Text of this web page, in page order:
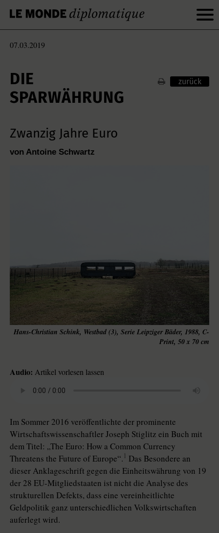
07.03.2019
DIE
SPARWÄHRUNG
zurück
Zwanzig Jahre Euro
von Antoine Schwartz
Hans-Christian Schink, Westbad (3), Serie Leipziger Bäder, 1988, C-
Print, 50 x 70 cm
Audio: Artikel vorlesen lassen
Im Sommer 2016 veröffentlichte der prominente
Wirtschaftswissenschaftler Joseph Stiglitz ein Buch mit
dem Titel: „The Euro: How a Common Currency
Threatens the Future of Europe“. 1 Das Besondere an
dieser Anklageschrift gegen die Einheitswährung von 19
der 28 EU-Mitgliedstaaten ist nicht die Analyse des
strukturellen Defekts, dass eine vereinheitlichte
Geldpolitik ganz unterschiedlichen Volkswirtschaften
auferlegt wird.